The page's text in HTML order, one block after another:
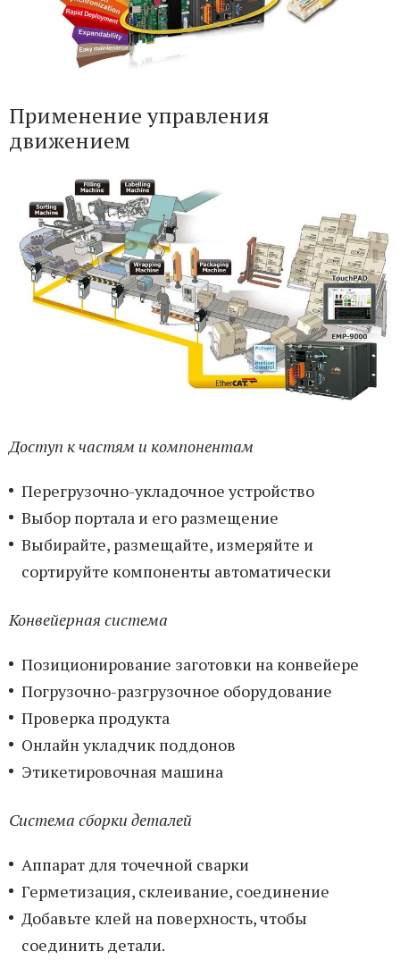
Применение управления
движением
Доступ к частям и компонентам
Перегрузочно-укладочное устройство
Выбор портала и его размещение
Выбирайте, размещайте, измеряйте и
сортируйте компоненты автоматически
Конвейерная система
Позиционирование заготовки на конвейере
Погрузочно-разгрузочное оборудование
Проверка продукта
Онлайн укладчик поддонов
Этикетировочная машина
Система сборки деталей
Аппарат для точечной сварки
Герметизация, склеивание, соединение
Добавьте клей на поверхность, чтобы
соединить детали.